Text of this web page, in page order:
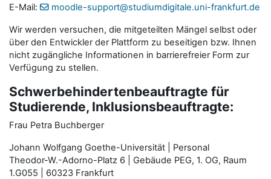
E-Mail:
moodle-support@studiumdigitale.uni-frankfurt.de
Wir werden versuchen, die mitgeteilten Mängel selbst oder
über den Entwickler der Plattform zu beseitigen bzw. Ihnen
nicht zugängliche Informationen in barrierefreier Form zur
Verfügung zu stellen.
Schwerbehindertenbeauftragte für
Studierende, Inklusionsbeauftragte:
Frau Petra Buchberger
Johann Wolfgang Goethe-Universität | Personal
Theodor-W.-Adorno-Platz 6 | Gebäude PEG, 1. OG, Raum
1.G055 | 60323 Frankfurt